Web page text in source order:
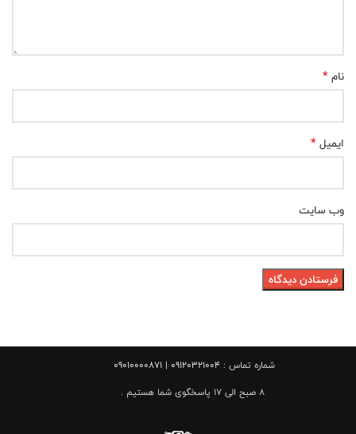
نام*
ایمیل*
وب‌ سایت
شماره تماس : 09120321004 | 09010000871